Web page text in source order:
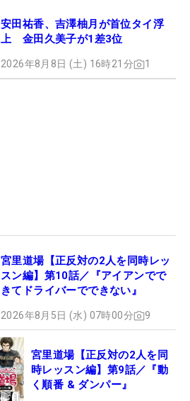
安田祐香、吉澤柚月が首位タイ浮
上 金田久美子が1差3位
2026年8月8日 (土) 16時21分 1
宮里道場【正反対の2人を同時レッ
スン編】第10話／『アイアンでで
きてドライバーでできない』
2026年8月5日 (水) 07時00分 9
宮里道場【正反対の2人を同
時レッスン編】第9話／『動
く順番 & ダンパー』